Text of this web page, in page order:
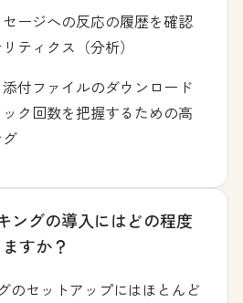
ージへの反応の履歴を確認
ティクス（分析）
付ファイルのダウンロード
ク回数を把握するための高
ングの導入にはどの程度
すか？
のセットアップにはほとんど